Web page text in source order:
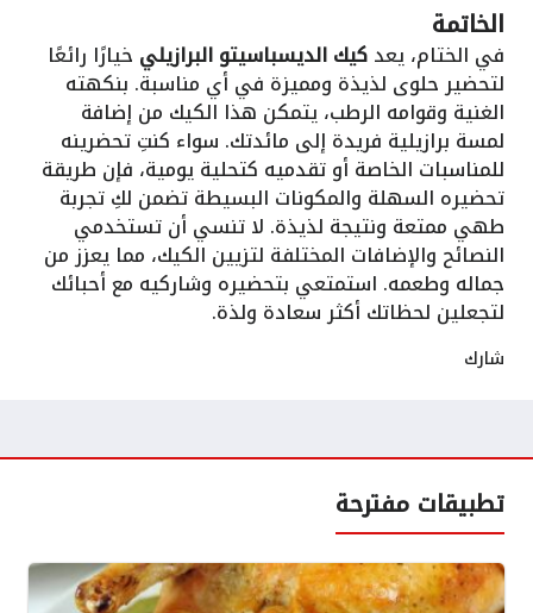
الخاتمة
في الختام، يعدكيك الديسباسيتو البرازيلي خيارًا رائعًا
لتحضير حلوى لذيذة ومميزة في أي مناسبة. بنكهته
الغنية وقوامه الرطب، يتمكن هذا الكيك من إضافة
لمسة برازيلية فريدة إلى مائدتك. سواء كنتِ تحضرينه
للمناسبات الخاصة أو تقدميه كتحلية يومية، فإن طريقة
تحضيره السهلة والمكونات البسيطة تضمن لكِ تجربة
طهي ممتعة ونتيجة لذيذة. لا تنسي أن تستخدمي
النصائح والإضافات المختلفة لتزيين الكيك، مما يعزز من
جماله وطعمه. استمتعي بتحضيره وشاركيه مع أحبائك
لتجعلين لحظاتك أكثر سعادة ولذة.
شارك
تطبيقات مفترحة